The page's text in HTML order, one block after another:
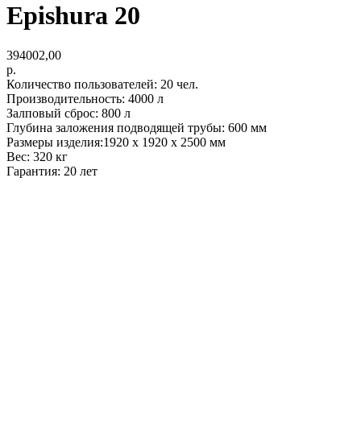
Epishura 20
394002,00
р.
Количество пользователей: 20 чел.
Производительность: 4000 л
Залповый сброс: 800 л
Глубина заложения подводящей трубы: 600 мм
Размеры изделия:1920 x 1920 x 2500 мм
Вес: 320 кг
Гарантия: 20 лет